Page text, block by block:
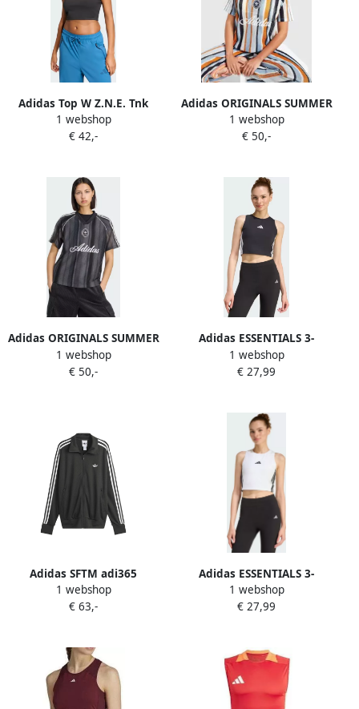
Adidas Top W Z.N.E. Tnk
1 webshop
€ 42,-
Adidas ORIGINALS SUMMER
GLOW KNITTED OVERSIZED
SPORTSHIRT
1 webshop
€ 50,-
Adidas ORIGINALS SUMMER
GLOW KNITTED OVERSIZED
SPORTSHIRT
1 webshop
€ 50,-
Adidas ESSENTIALS 3-
STRIPES GEWATTEERDE
TANKTOP
1 webshop
€ 27,99
Adidas SFTM adi365
logoprinten tanktop Zwart
1 webshop
€ 63,-
Adidas ESSENTIALS 3-
STRIPES GEWATTEERDE
TANKTOP
1 webshop
€ 27,99